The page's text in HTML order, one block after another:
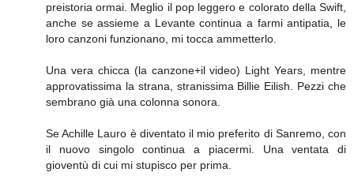
preistoria ormai. Meglio il pop leggero e colorato della Swift,
anche se assieme a Levante continua a farmi antipatia, le
loro canzoni funzionano, mi tocca ammetterlo.
Una vera chicca (la canzone+il video) Light Years, mentre
approvatissima la strana, stranissima Billie Eilish. Pezzi che
sembrano già una colonna sonora.
Se Achille Lauro è diventato il mio preferito di Sanremo, con
il nuovo singolo continua a piacermi. Una ventata di
gioventù di cui mi stupisco per prima.